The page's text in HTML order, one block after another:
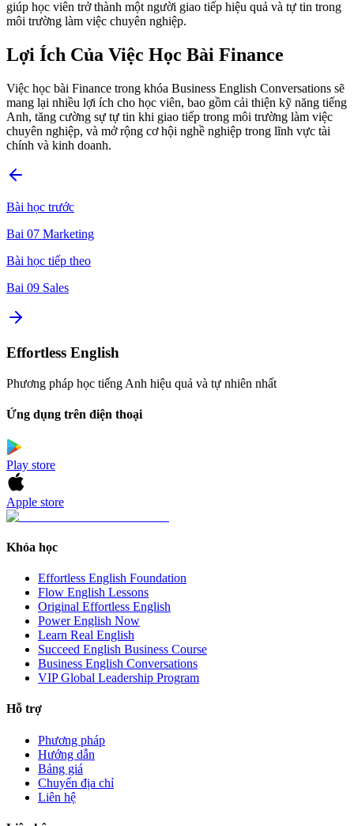
giúp học viên trở thành một người giao tiếp hiệu quả và tự tin trong
môi trường làm việc chuyên nghiệp.
Lợi Ích Của Việc Học Bài Finance
Việc học bài Finance trong khóa Business English Conversations sẽ
mang lại nhiều lợi ích cho học viên, bao gồm cải thiện kỹ năng tiếng
Anh, tăng cường sự tự tin khi giao tiếp trong môi trường làm việc
chuyên nghiệp, và mở rộng cơ hội nghề nghiệp trong lĩnh vực tài
chính và kinh doanh.
Bài học trước
Bai 07 Marketing
Bài học tiếp theo
Bai 09 Sales
Effortless English
Phương pháp học tiếng Anh hiệu quả và tự nhiên nhất
Ứng dụng trên điện thoại
Play store
Apple store
Khóa học
Effortless English Foundation
Flow English Lessons
Original Effortless English
Power English Now
Learn Real English
Succeed English Business Course
Business English Conversations
VIP Global Leadership Program
Hỗ trợ
Phương pháp
Hướng dẫn
Bảng giá
Chuyển địa chỉ
Liên hệ